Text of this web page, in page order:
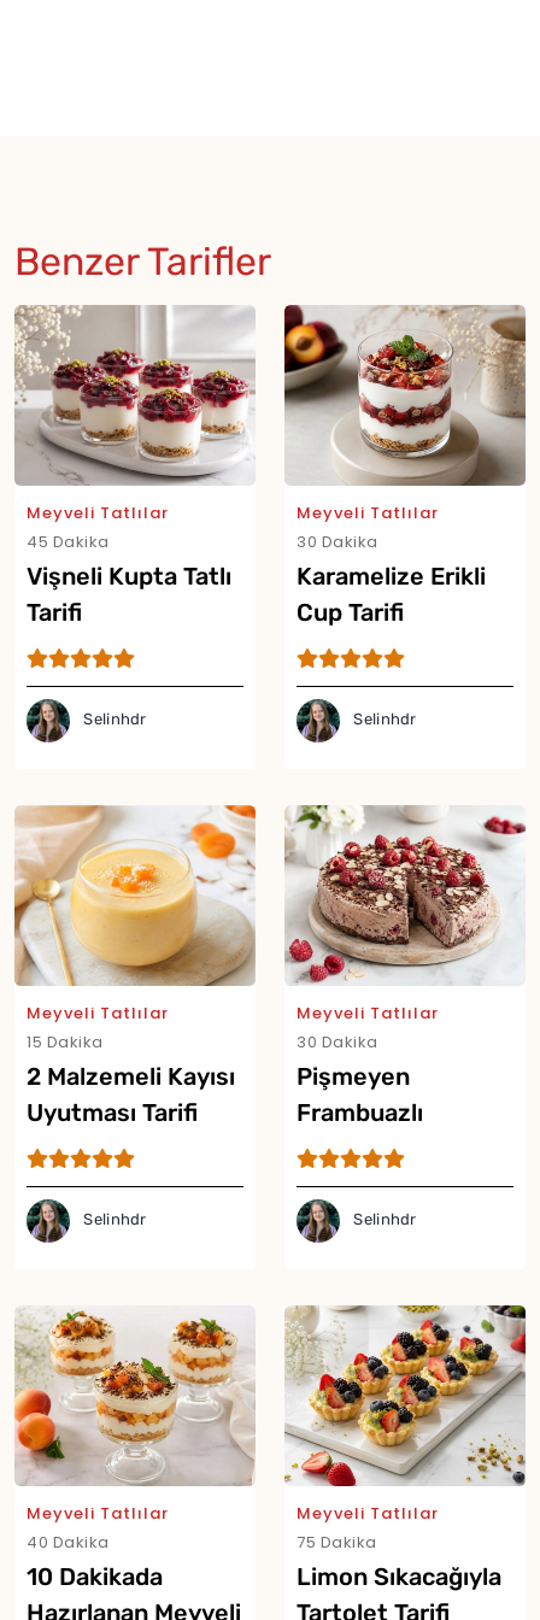
Benzer Tarifler
Meyveli Tatlılar
45 Dakika
Vişneli Kupta Tatlı
Tarifi
Selinhdr
Meyveli Tatlılar
30 Dakika
Karamelize Erikli
Cup Tarifi
Selinhdr
Meyveli Tatlılar
15 Dakika
2 Malzemeli Kayısı
Uyutması Tarifi
Selinhdr
Meyveli Tatlılar
30 Dakika
Pişmeyen
Frambuazlı
Rokoko Tarifi
Selinhdr
Meyveli Tatlılar
40 Dakika
10 Dakikada
Hazırlanan Meyveli
Meyveli Tatlılar
75 Dakika
Limon Sıkacağıyla
Tartolet Tarifi